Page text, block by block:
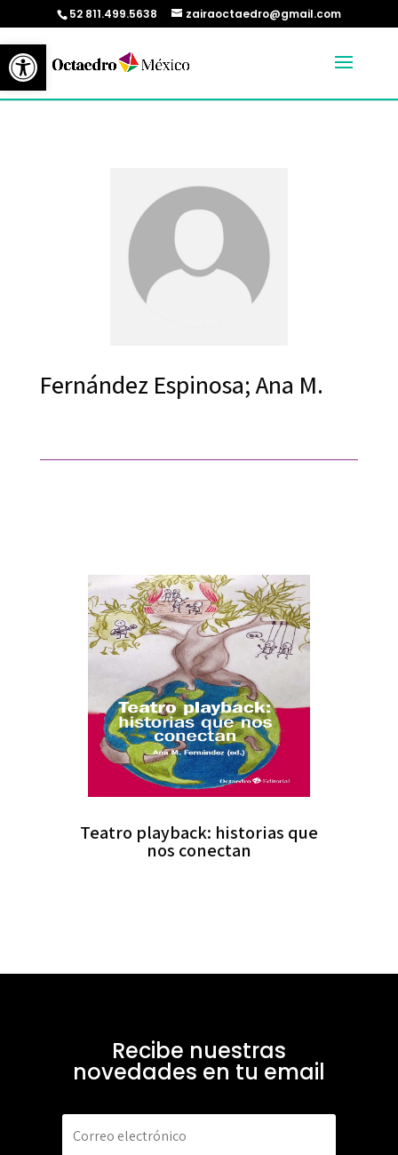
Abrir barra de herramientas
52 811.499.5638 zairaoctaedro@gmail.com
Fernández Espinosa; Ana M.
Teatro playback: historias que
nos conectan
Recibe nuestras
novedades en tu email